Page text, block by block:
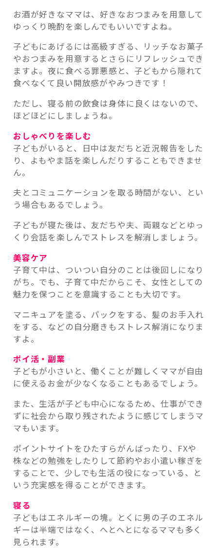
お酒が好きなママは、好きなおつまみを用意して
ゆっくり晩酌を楽しんでもいいですよね。
子どもにあげるには高級すぎる、リッチなお菓子
やおつまみを用意するとさらにリフレッシュでき
ますよ。夜に食べる罪悪感と、子どもから隠れて
食べなくて良い開放感がやみつきです！
ただし、寝る前の飲食は身体に良くはないので、
ほどほどにしましょうね。
おしゃべりを楽しむ
子どもがいると、日中は友だちと近況報告をした
り、よもやま話を楽しんだりすることもできませ
ん。
夫とコミュニケーションを取る時間がない、とい
う場合もあるでしょう。
子どもが寝た後は、友だちや夫、両親などとゆっ
くり会話を楽しんでストレスを解消しましょう。
美容ケア
子育て中は、ついつい自分のことは後回しになり
がち。でも、子育て中だからこそ、女性としての
魅力を保つことを意識することも大切です。
マニキュアを塗る、パックをする、髪のお手入れ
をする、などの自分磨きもストレス解消になりま
すよ。
ポイ活・副業
子どもが小さいと、働くことが難しくママが自由
に使えるお金が少なくなることもあるでしょう。
また、生活が子ども中心になるため、仕事ができ
ずに社会から取り残されたように感じてしまうマ
マもいます。
ポイントサイトをひたすらがんばったり、FXや
株などの勉強をしたりして節約やお小遣い稼ぎを
することで、少しでも生活の役になっている、と
いう充実感を得ることができます。
寝る
子どもはエネルギーの塊。とくに男の子のエネル
ギーは半端ではなく、へとへとになるママも多く
見られます。